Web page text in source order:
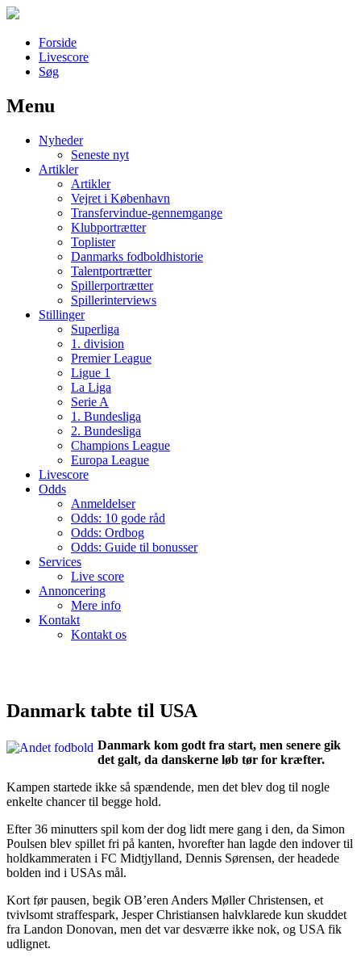
Forside
Livescore
Søg
Наши партнеры
лучшие займы
Menu
Nyheder
Seneste nyt
Artikler
Artikler
Vejret i København
Transfervindue-gennemgange
Klubportrætter
Toplister
Danmarks fodboldhistorie
Talentportrætter
Spillerportrætter
Spillerinterviews
Stillinger
Superliga
1. division
Premier League
Ligue 1
La Liga
Serie A
1. Bundesliga
2. Bundesliga
Champions League
Europa League
Livescore
Odds
Anmeldelser
Odds: 10 gode råd
Odds: Ordbog
Odds: Guide til bonusser
Services
Live score
Annoncering
Mere info
Kontakt
Kontakt os
Danmark tabte til USA
Danmark kom godt fra start, men senere gik
det galt, da danskerne løb tør for kræfter.
Kampen startede ikke så spændende, men det blev dog til nogle
enkelte chancer til begge hold.
Efter 36 minutters spil kom der dog lidt mere gang i den, da Simon
Poulsen blev spillet fri på kanten, hvorefter han lagde den indover til
holdkammeraten i FC Midtjylland, Dennis Sørensen, der headede
bolden ind i USAs mål.
Kort før pausen, begik OB’eren Anders Møller Christensen, et
tvivlsomt straffespark, Jesper Christiansen halvklarede kun skuddet
fra Landon Donovan, men det var desværre ikke nok, og USA fik
udlignet.